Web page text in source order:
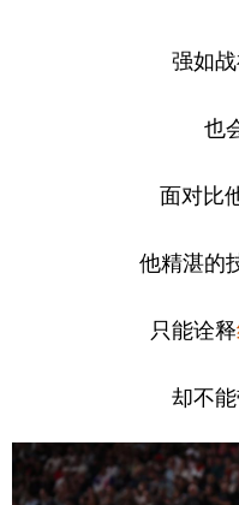
强如
也
面对比
他精湛的
只能诠释
却不